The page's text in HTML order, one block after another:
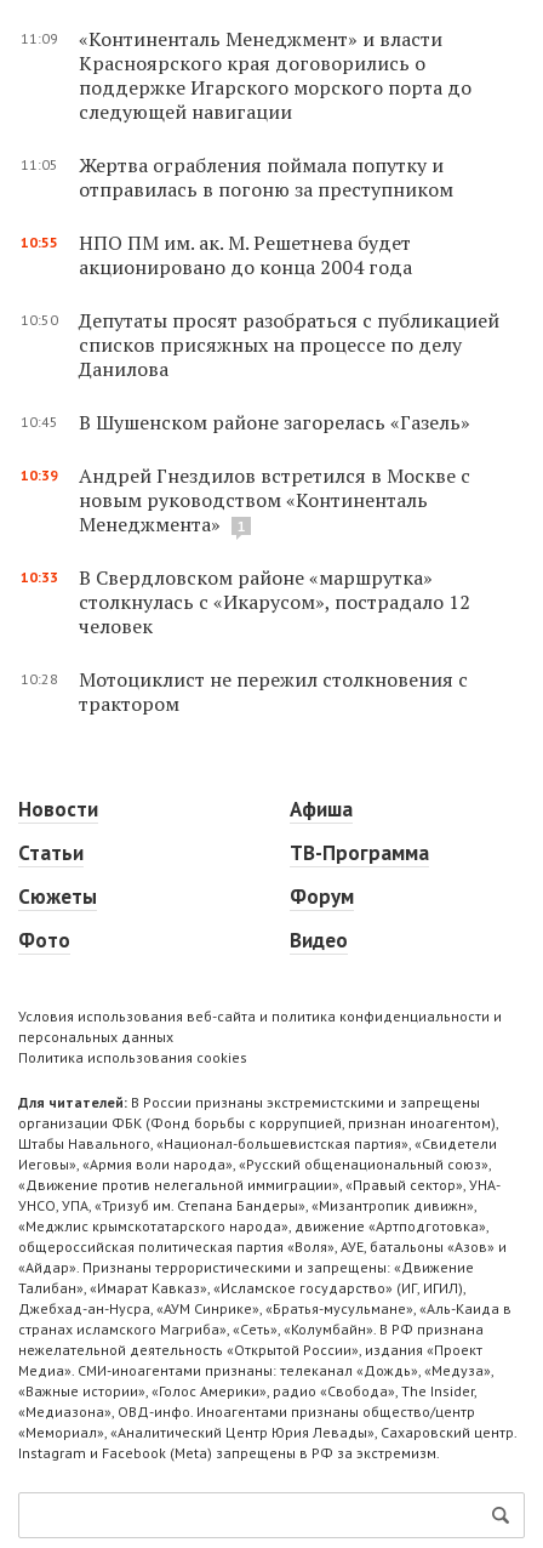
11:09
«Континенталь Менеджмент» и власти
Красноярского края договорились о
поддержке Игарского морского порта до
следующей навигации
11:05
Жертва ограбления поймала попутку и
отправилась в погоню за преступником
10:55
НПО ПМ им. ак. М. Решетнева будет
акционировано до конца 2004 года
10:50
Депутаты просят разобраться с публикацией
списков присяжных на процессе по делу
Данилова
10:45 В Шушенском районе загорелась «Газель»
10:39
Андрей Гнездилов встретился в Москве с
новым руководством «Континенталь
Менеджмента»
1
10:33
В Свердловском районе «маршрутка»
столкнулась с «Икарусом», пострадало 12
человек
10:28
Мотоциклист не пережил столкновения с
трактором
Новости
Статьи
Сюжеты
Фото
Афиша
ТВ-Программа
Форум
Видео
Условия использования веб-сайта и политика конфиденциальности и
персональных данных
Политика использования cookies
Для читателей: В России признаны экстремистскими и запрещены
организации ФБК (Фонд борьбы с коррупцией, признан иноагентом),
Штабы Навального, «Национал-большевистская партия», «Свидетели
Иеговы», «Армия воли народа», «Русский общенациональный союз»,
«Движение против нелегальной иммиграции», «Правый сектор», УНА-
УНСО, УПА, «Тризуб им. Степана Бандеры», «Мизантропик дивижн»,
«Меджлис крымскотатарского народа», движение «Артподготовка»,
общероссийская политическая партия «Воля», АУЕ, батальоны «Азов» и
«Айдар». Признаны террористическими и запрещены: «Движение
Талибан», «Имарат Кавказ», «Исламское государство» (ИГ, ИГИЛ),
Джебхад-ан-Нусра, «АУМ Синрике», «Братья-мусульмане», «Аль-Каида в
странах исламского Магриба», «Сеть», «Колумбайн». В РФ признана
нежелательной деятельность «Открытой России», издания «Проект
Медиа». СМИ-иноагентами признаны: телеканал «Дождь», «Медуза»,
«Важные истории», «Голос Америки», радио «Свобода», The Insider,
«Медиазона», ОВД-инфо. Иноагентами признаны общество/центр
«Мемориал», «Аналитический Центр Юрия Левады», Сахаровский центр.
Instagram и Facebook (Metа) запрещены в РФ за экстремизм.